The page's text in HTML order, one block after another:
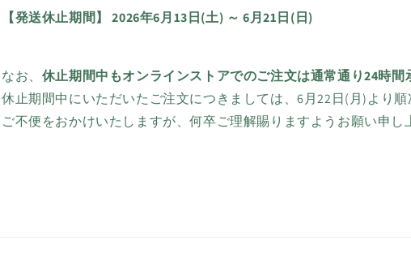
【発送休止期間】 2026年6月13日(土) ～ 6月21日(日)
なお、 休止期間中もオンラインストアでのご注文は通常通り24時間
休止期間中にいただいたご注文につきましては、6月22日(月)より順
ご不便をおかけいたしますが、何卒ご理解賜りますようお願い申し